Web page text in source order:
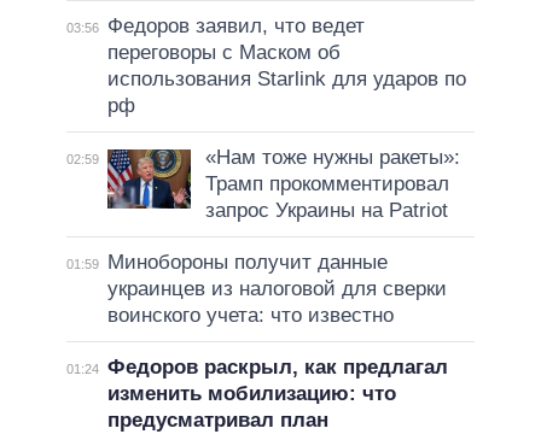
03:56
Федоров заявил, что ведет
переговоры с Маском об
использования Starlink для ударов по
рф
02:59
«Нам тоже нужны ракеты»:
Трамп прокомментировал
запрос Украины на Patriot
01:59
Минобороны получит данные
украинцев из налоговой для сверки
воинского учета: что известно
01:24 Федоров раскрыл, как предлагал
изменить мобилизацию: что
предусматривал план